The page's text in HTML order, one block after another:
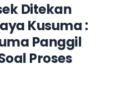
Ditekan
Kusuma :
Panggil
Proses